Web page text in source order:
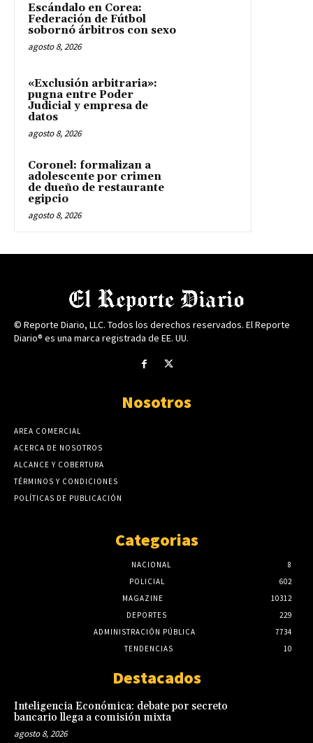
Escándalo en Corea:
Federación de Fútbol
sobornó árbitros con sexo
agosto 8, 2026
«Exclusión arbitraria»:
pugna entre Poder
Judicial y empresa de
datos
agosto 8, 2026
Coronel: formalizan a
adolescente por crimen
de dueño de restaurante
egipcio
agosto 8, 2026
© Reporte Diario, LLC. Todos los derechos reservados. El Reporte
Diario® es una marca registrada de EE. UU.
Nosotros
AREA COMERCIAL
ACERCA DE NOSOTROS
ALCANCE Y COBERTURA
TÉRMINOS Y CONDICIONES
POLÍTICAS DE PUBLICACIÓN
Categorias
NACIONAL
8
POLICIAL
602
MAGAZINE
10312
DEPORTES
229
ADMINISTRACIÓN PÚBLICA
7734
TENDENCIAS
10
Destacados
Inteligencia Económica: debate por secreto
bancario llega a comisión mixta
agosto 8, 2026